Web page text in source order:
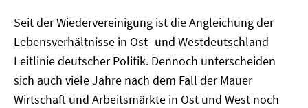
Seit der Wiedervereinigung ist die Angleichung der
Lebensverhältnisse in Ost- und Westdeutschland
Leitlinie deutscher Politik. Dennoch unterscheiden
sich auch viele Jahre nach dem Fall der Mauer
Wirtschaft und Arbeitsmärkte in Ost und West noch